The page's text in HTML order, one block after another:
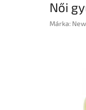
Női
Márka: